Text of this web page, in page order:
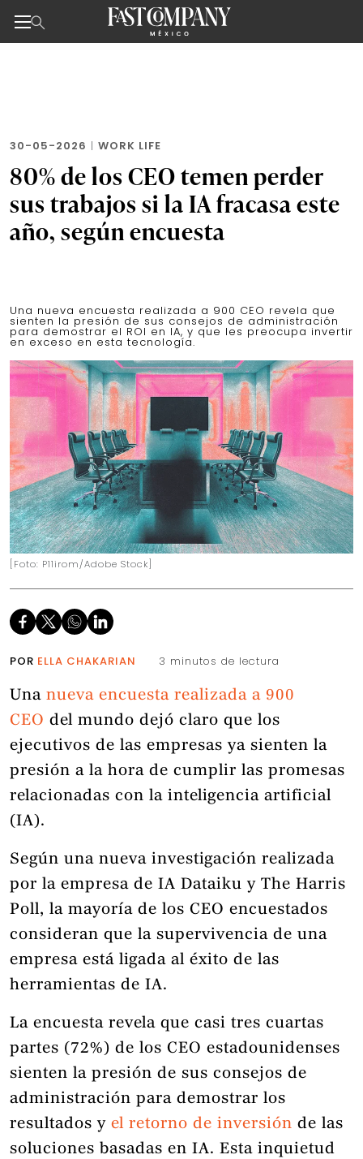
30-05-2026 | WORK LIFE
80% de los CEO temen perder
sus trabajos si la IA fracasa este
año, según encuesta
Una nueva encuesta realizada a 900 CEO revela que
sienten la presión de sus consejos de administración
para demostrar el ROI en IA, y que les preocupa invertir
en exceso en esta tecnología.
[Foto: P11irom/Adobe Stock]
POR ELLA CHAKARIAN 3 minutos de lectura
Una nueva encuesta realizada a 900
CEO del mundo dejó claro que los
ejecutivos de las empresas ya sienten la
presión a la hora de cumplir las promesas
relacionadas con la inteligencia artificial
(IA).
Según una nueva investigación realizada
por la empresa de IA Dataiku y The Harris
Poll, la mayoría de los CEO encuestados
consideran que la supervivencia de una
empresa está ligada al éxito de las
herramientas de IA.
La encuesta revela que casi tres cuartas
partes (72%) de los CEO estadounidenses
sienten la presión de sus consejos de
administración para demostrar los
resultados y el retorno de inversión de las
soluciones basadas en IA. Esta inquietud